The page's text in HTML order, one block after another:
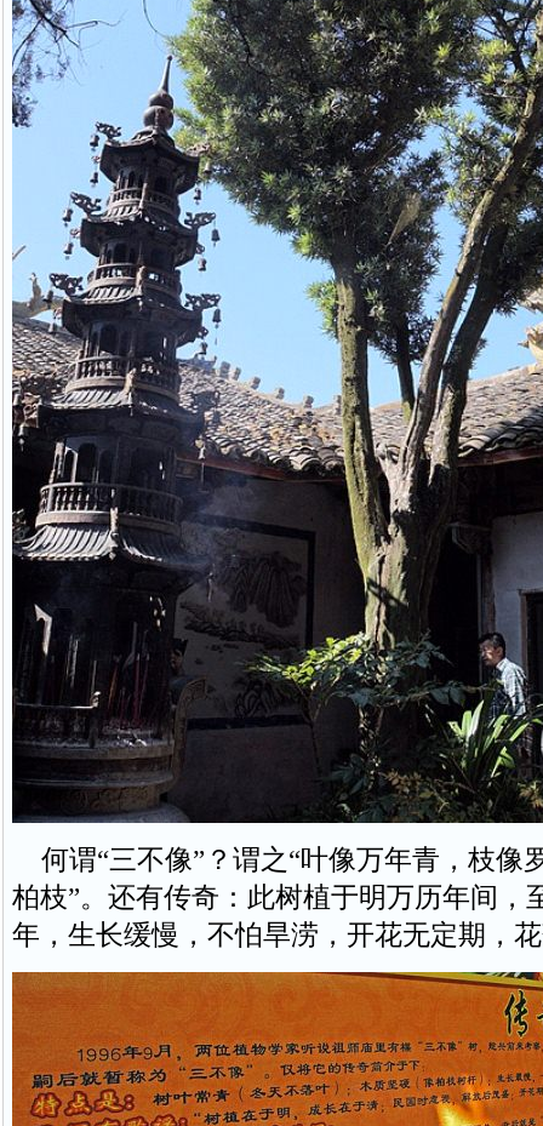
何谓“三不像”？谓之“叶像万年青，枝像
柏枝”。还有传奇：此树植于明万历年间，
年，生长缓慢，不怕旱涝，开花无定期，